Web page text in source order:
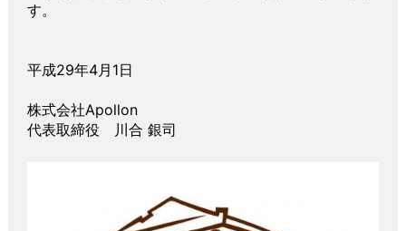
す。
平成29年4月1日
株式会社Apollon
代表取締役 川合 銀司